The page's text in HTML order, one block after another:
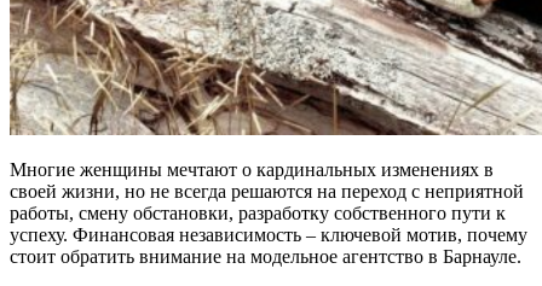
Многие женщины мечтают о кардинальных изменениях в
своей жизни, но не всегда решаются на переход с неприятной
работы, смену обстановки, разработку собственного пути к
успеху. Финансовая независимость – ключевой мотив, почему
стоит обратить внимание на модельное агентство в Барнауле.